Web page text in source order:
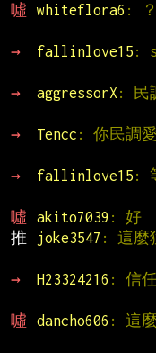
噓
whiteflora6 :
→
fallinlove15 :
→
aggressorX : 民
→
Tencc : 你民調
→
fallinlove15 :
噓
akito7039 : 好
推
joke3547 : 這麼
→
H23324216 : 信任
噓
dancho606 : 這